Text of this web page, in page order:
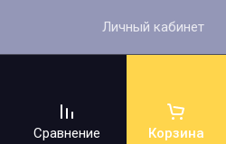
Личный кабинет
Сравнение Корзина